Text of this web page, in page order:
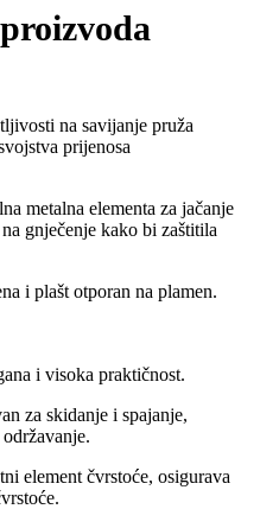
na savijanje pruža
prijenosa
metalna elementa za jačanje
gnječenje kako bi zaštitila
i plašt otporan na plamen.
i visoka praktičnost.
za skidanje i spajanje,
element čvrstoće, osigurava